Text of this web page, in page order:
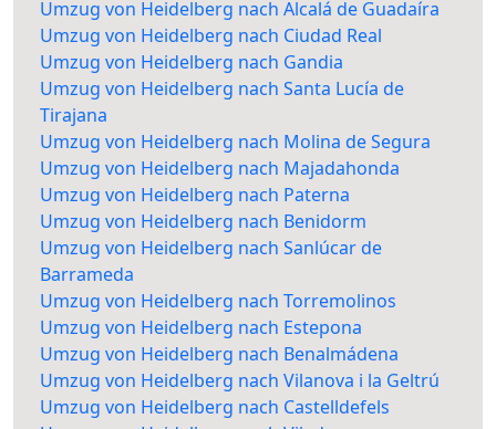
Umzug von Heidelberg nach Alcalá de Guadaíra
Umzug von Heidelberg nach Ciudad Real
Umzug von Heidelberg nach Gandia
Umzug von Heidelberg nach Santa Lucía de
Tirajana
Umzug von Heidelberg nach Molina de Segura
Umzug von Heidelberg nach Majadahonda
Umzug von Heidelberg nach Paterna
Umzug von Heidelberg nach Benidorm
Umzug von Heidelberg nach Sanlúcar de
Barrameda
Umzug von Heidelberg nach Torremolinos
Umzug von Heidelberg nach Estepona
Umzug von Heidelberg nach Benalmádena
Umzug von Heidelberg nach Vilanova i la Geltrú
Umzug von Heidelberg nach Castelldefels